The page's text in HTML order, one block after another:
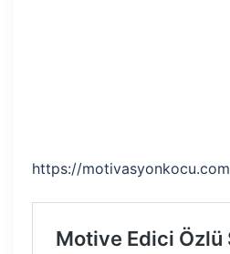
https://motivasyonkocu.com